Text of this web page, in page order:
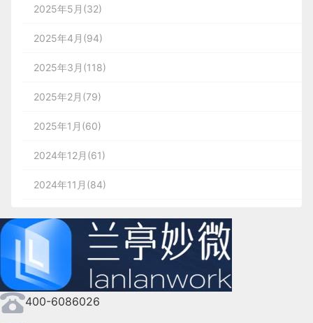
2025年5月(32)
2025年4月(94)
2025年3月(118)
2025年2月(79)
2025年1月(60)
2024年12月(61)
2024年11月(84)
2024年9月(144)
2024年8月(164)
2024年7月(107)
400-6086026